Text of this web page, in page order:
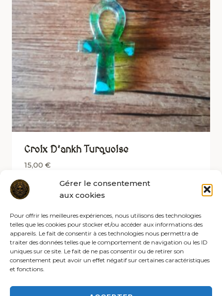
Gérer le consentement
aux cookies
Pour offrir les meilleures expériences, nous utilisons des technologies
telles que les cookies pour stocker et/ou accéder aux informations des
appareils. Le fait de consentir à ces technologies nous permettra de
traiter des données telles que le comportement de navigation ou les ID
uniques sur ce site. Le fait de ne pas consentir ou de retirer son
consentement peut avoir un effet négatif sur certaines caractéristiques
et fonctions.
Croix D’ankh Turquoise
15,00 €